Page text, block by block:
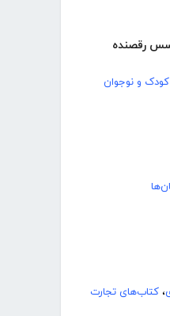
رقصنده
و نوجوان
، کتاب‌های تجارت